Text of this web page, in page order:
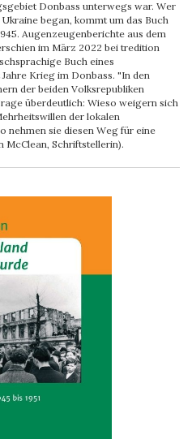
Donbass unterwegs war. Wer
began, kommt um das Buch
Augenzeugenberichte aus dem
im März 2022 bei tredition
Buch eines
Krieg im Donbass. "In den
der beiden Volksrepubliken
überdeutlich: Wieso weigern sich
der lokalen
nehmen sie diesen Weg für eine
McClean, Schriftstellerin).